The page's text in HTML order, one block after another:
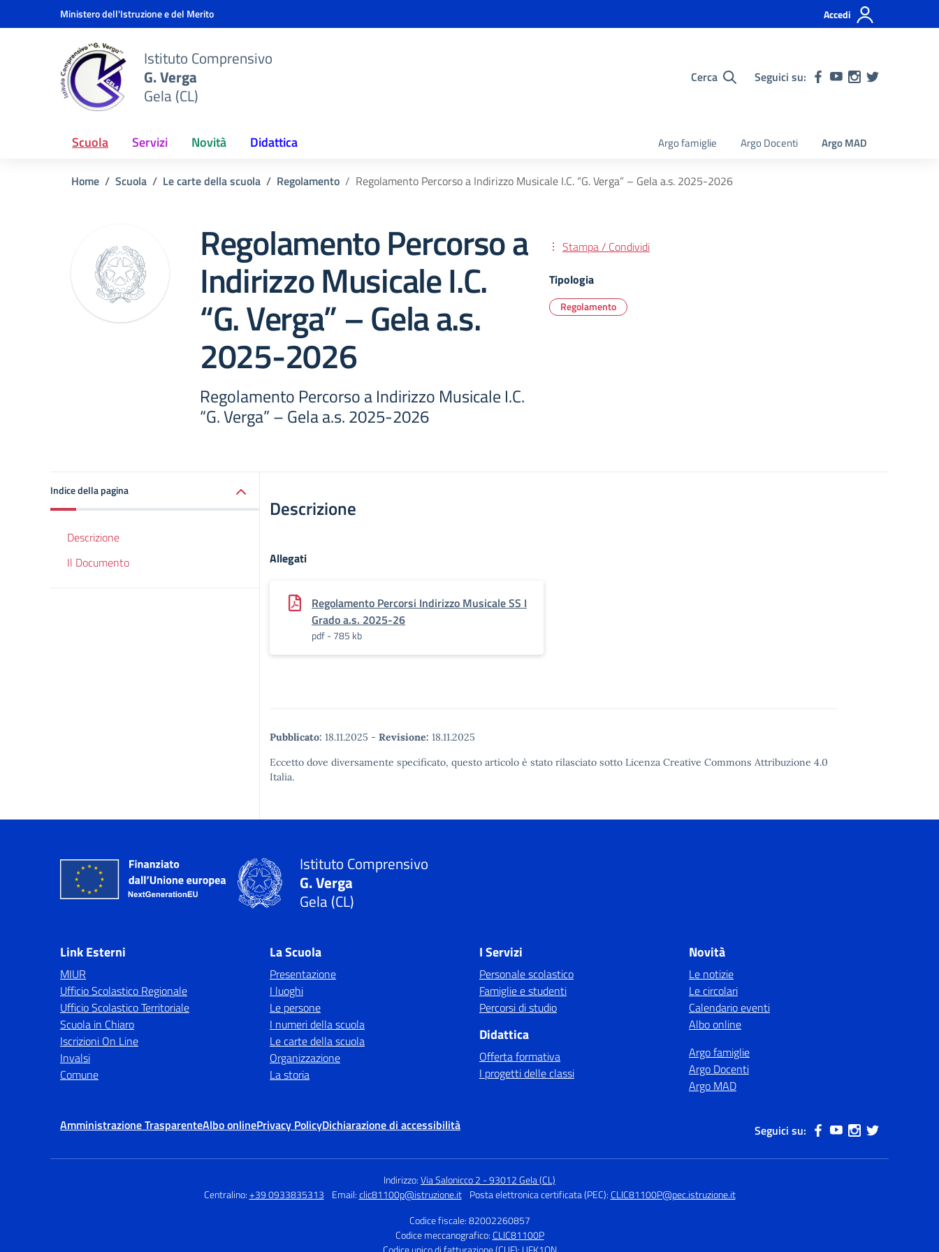
Vai ai contenuti
Vai al menu di navigazioneMinistero dell'Istruzione e del Merito Accedi
Istituto Comprensivo
G. Verga
Gela (CL)
Cerca Seguici su:
Scuola Servizi Novità Didattica Argo famiglie Argo Docenti Argo MAD
Home Scuola Le carte della scuola Regolamento Regolamento Percorso a Indirizzo Musicale I.C. “G. Verga” – Gela a.s. 2025-2026
Regolamento Percorso a
Indirizzo Musicale I.C.
“G. Verga” – Gela a.s.
2025-2026
Regolamento Percorso a Indirizzo Musicale I.C.
“G. Verga” – Gela a.s. 2025-2026
Stampa / Condividi
Tipologia
Regolamento
Indice della pagina
Descrizione
Il Documento
Descrizione
Allegati
Regolamento Percorsi Indirizzo Musicale SS I
Grado a.s. 2025-26
pdf - 785 kb
Pubblicato: 18.11.2025 - Revisione: 18.11.2025
Eccetto dove diversamente specificato, questo articolo è stato rilasciato sotto Licenza Creative Commons Attribuzione 4.0
Italia.
Istituto Comprensivo
G. Verga
Gela (CL)
Link Esterni
MIUR
Ufficio Scolastico Regionale
Ufficio Scolastico Territoriale
Scuola in Chiaro
Iscrizioni On Line
Invalsi
Comune
La Scuola
Presentazione
I luoghi
Le persone
I numeri della scuola
Le carte della scuola
Organizzazione
La storia
I Servizi
Personale scolastico
Famiglie e studenti
Percorsi di studio
Didattica
Offerta formativa
I progetti delle classi
Novità
Le notizie
Le circolari
Calendario eventi
Albo online
Argo famiglie
Argo Docenti
Argo MAD
Amministrazione TrasparenteAlbo onlinePrivacy PolicyDichiarazione di accessibilità Seguici su:
Indirizzo:Via Salonicco 2 - 93012 Gela (CL)
Centralino:+39 0933835313 Email:clic81100p@istruzione.it Posta elettronica certificata (PEC):CLIC81100P@pec.istruzione.it
Codice fiscale: 82002260857
Codice meccanografico:CLIC81100P